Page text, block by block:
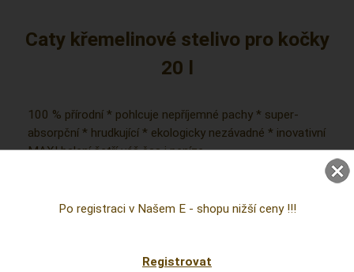
Caty křemelinové stelivo pro kočky
20 l
100 % přírodní * pohlcuje nepříjemné pachy * super-
absorpční * hrudkující * ekologicky nezávadné * inovativní
MAXI balení šetří váš čas i peníze
Po registraci v Našem E - shopu nižší ceny !!!
Registrovat